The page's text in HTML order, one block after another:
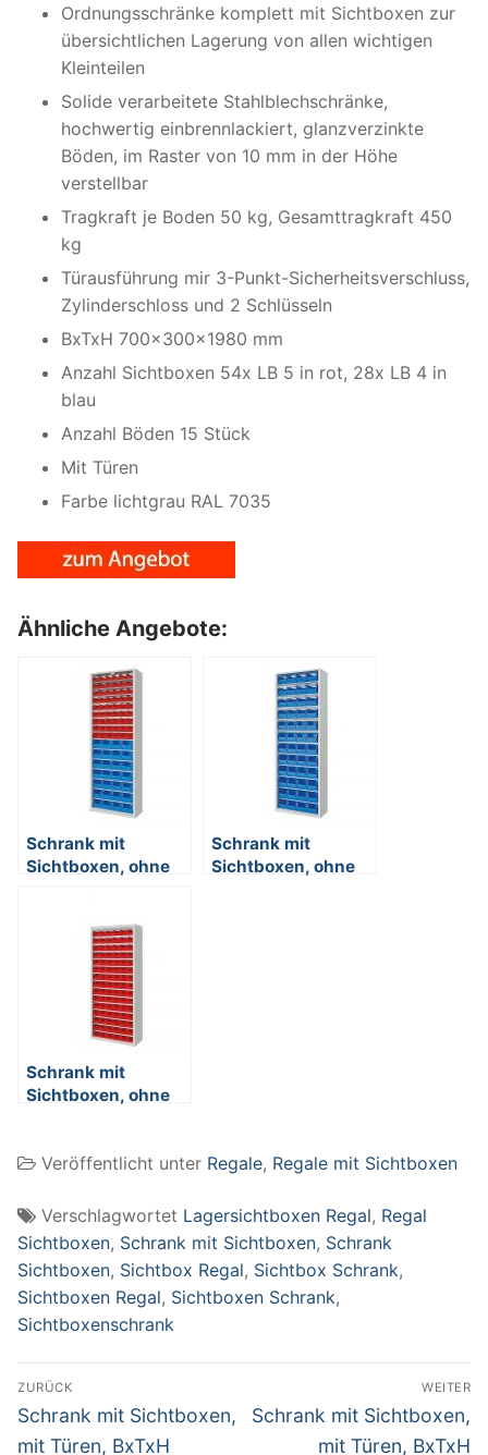
Ordnungsschränke komplett mit Sichtboxen zur
übersichtlichen Lagerung von allen wichtigen
Kleinteilen
Solide verarbeitete Stahlblechschränke,
hochwertig einbrennlackiert, glanzverzinkte
Böden, im Raster von 10 mm in der Höhe
verstellbar
Tragkraft je Boden 50 kg, Gesamttragkraft 450
kg
Türausführung mir 3-Punkt-Sicherheitsverschluss,
Zylinderschloss und 2 Schlüsseln
BxTxH 700x300x1980 mm
Anzahl Sichtboxen 54x LB 5 in rot, 28x LB 4 in
blau
Anzahl Böden 15 Stück
Mit Türen
Farbe lichtgrau RAL 7035
Ähnliche Angebote:
Schrank mit
Sichtboxen, ohne
mm, lichtgrau RAL
Schrank mit
Sichtboxen, ohne
Schrank mit
Sichtboxen, ohne
mm, lichtgrau RAL
Veröffentlicht unter Regale, Regale mit Sichtboxen
Verschlagwortet Lagersichtboxen Regal, Regal
Sichtboxen, Schrank mit Sichtboxen, Schrank
Sichtboxen, Sichtbox Regal, Sichtbox Schrank,
Sichtboxen Regal, Sichtboxen Schrank,
Sichtboxenschrank
Beitragsnavigation
ZURÜCK
Vorheriger
Beitrag:
Schrank mit Sichtboxen,
mit Türen, BxTxH
WEITER
Nächster
Schrank mit Sichtboxen,
mit Türen, BxTxH